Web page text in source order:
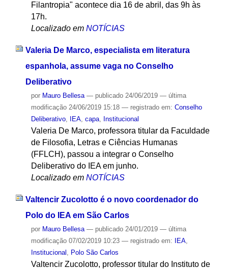
Filantropia" acontece dia 16 de abril, das 9h às
17h.
Localizado em NOTÍCIAS
Valeria De Marco, especialista em literatura
espanhola, assume vaga no Conselho
Deliberativo
por Mauro Bellesa — publicado24/06/2019 — última
modificação24/06/2019 15:18 — registrado em: Conselho
Deliberativo, IEA, capa, Institucional
Valeria De Marco, professora titular da Faculdade
de Filosofia, Letras e Ciências Humanas
(FFLCH), passou a integrar o Conselho
Deliberativo do IEA em junho.
Localizado em NOTÍCIAS
Valtencir Zucolotto é o novo coordenador do
Polo do IEA em São Carlos
por Mauro Bellesa — publicado24/01/2019 — última
modificação07/02/2019 10:23 — registrado em: IEA,
Institucional
Polo São Carlos
Valtencir Zucolotto, professor titular do Instituto de